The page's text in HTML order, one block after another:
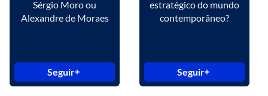
Sérgio Moro ou
Alexandre de Moraes
Seguir
estratégico do mundo
contemporâneo?
Seguir